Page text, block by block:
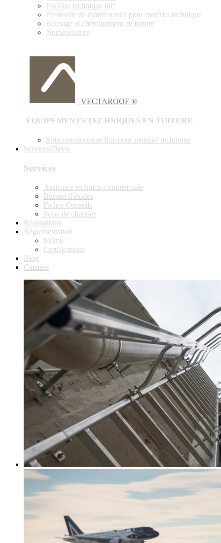
Escalier technique 60°
Passerelle de maintenance pour matériel technique
Balisage et cheminement en toiture
Nomenclature
VECTAROOF ®
ÉQUIPEMENTS TECHNIQUES EN TOITURE
Structure porteuse fixe pour matériel technique
Services/Devis
Services
Assitance technico-commerciale
Bureau d'études
Fiches Conseils
Suivi de chantier
Réalisations
Réglementation
Mémo
Certifications
Blog
Carrière